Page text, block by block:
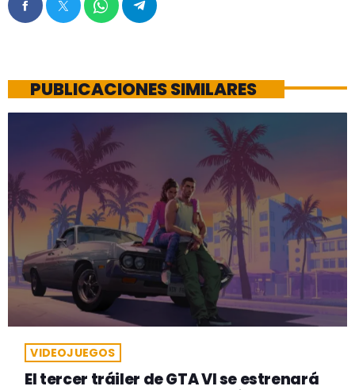
PUBLICACIONES SIMILARES
VIDEOJUEGOS
El tercer tráiler de GTA VI se estrenará